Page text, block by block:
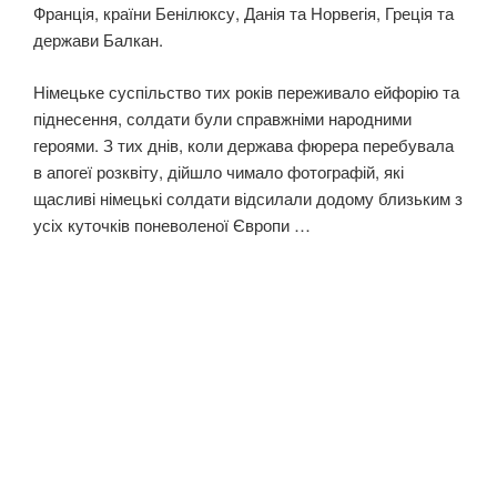
Франція, країни Бенілюксу, Данія та Норвегія, Греція та
держави Балкан.
Німецьке суспільство тих років переживало ейфорію та
піднесення, солдати були справжніми народними
героями. З тих днів, коли держава фюрера перебувала
в апогеї розквіту, дійшло чимало фотографій, які
щасливі німецькі солдати відсилали додому близьким з
усіх куточків поневоленої Європи …